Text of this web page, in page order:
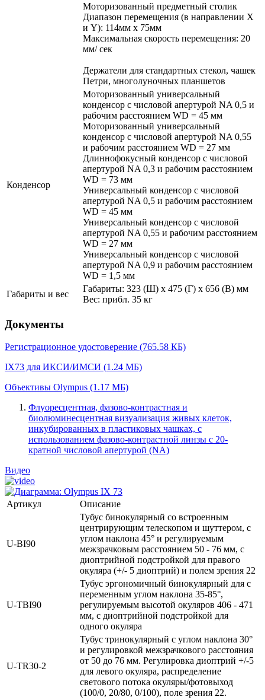
Моторизованный предметный столик
Диапазон перемещения (в направлении X
и Y): 114мм x 75мм
Максимальная скорость перемещения: 20
мм/ сек
Держатели для стандартных стекол, чашек
Петри, многолуночных планшетов
Конденсор
Моторизованный универсальный
конденсор c числовой апертурой NA 0,5 и
рабочим расстоянием WD = 45 мм
Моторизованный универсальный
конденсор c числовой апертурой NA 0,55
и рабочим расстоянием WD = 27 мм
Длиннофокусный конденсор c числовой
апертурой NA 0,3 и рабочим расстоянием
WD = 73 мм
Универсальный конденсор c числовой
апертурой NA 0,5 и рабочим расстоянием
WD = 45 мм
Универсальный конденсор c числовой
апертурой NA 0,55 и рабочим расстоянием
WD = 27 мм
Универсальный конденсор c числовой
апертурой NA 0,9 и рабочим расстоянием
WD = 1,5 мм
Габариты и вес
Габариты: 323 (Ш) x 475 (Г) x 656 (В) мм
Вес: прибл. 35 кг
Документы
Регистрационное удостоверение (765.58 КБ)
IX73 для ИКСИ/ИМСИ (1.24 МБ)
Объективы Olympus (1.17 МБ)
Флуоресцентная, фазово-контрастная и
биолюминесцентная визуализация живых клеток,
инкубированных в пластиковых чашках, с
использованием фазово-контрастной линзы с 20-
кратной числовой апертурой (NA)
Видео
Артикул Описание
U‑BI90
Тубус бинокулярный со встроенным
центрирующим телескопом и шуттером, с
углом наклона 45° и регулируемым
межзрачковым расстоянием 50 - 76 мм, с
диоптрийной подстройкой для правого
окуляра (+/- 5 диоптрий) и полем зрения 22
U‑TBI90
Тубус эргономичный бинокулярный для с
переменным углом наклона 35-85°,
регулируемым высотой окуляров 406 - 471
мм, с диоптрийной подстройкой для
одного окуляра
U‑TR30‑2
Тубус тринокулярный с углом наклона 30°
и регулировкой межзрачкового расстояния
от 50 до 76 мм. Регулировка диоптрий +/-5
для левого окуляра, распределение
светового потока окуляры/фотовыход
(100/0, 20/80, 0/100), поле зрения 22.